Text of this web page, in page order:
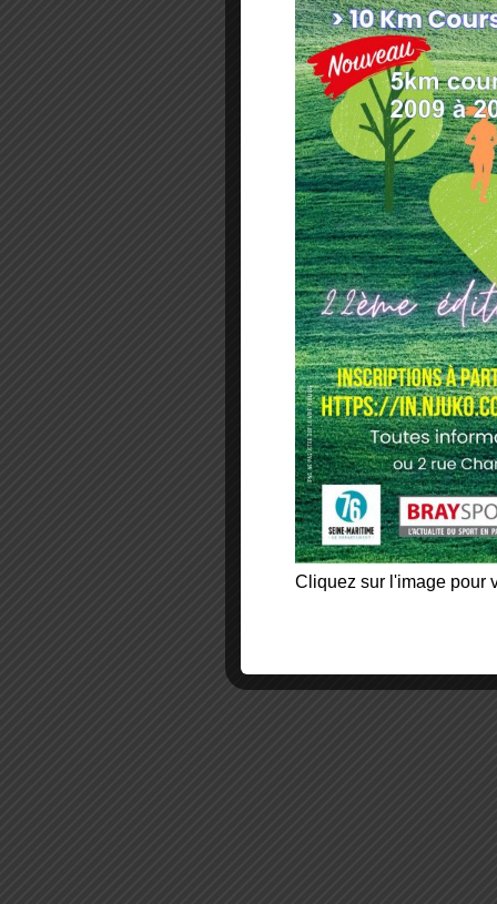
Cliquez sur l'image pour